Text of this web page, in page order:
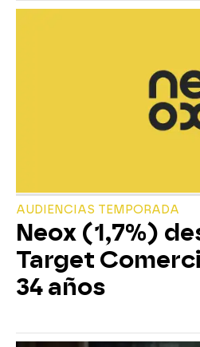
AUDIENCIAS TEMPORADA
Neox (1,7%)
Target
34 años